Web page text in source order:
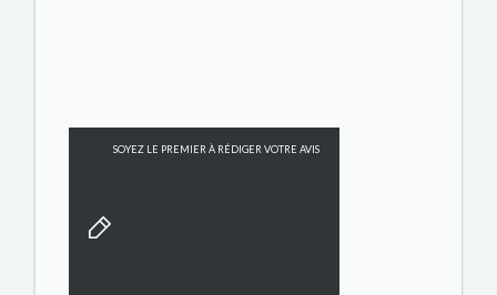
SOYEZ LE PREMIER À RÉDIGER VOTRE AVIS